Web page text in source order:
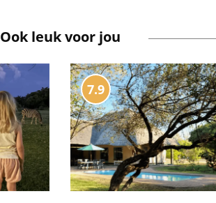
Ook leuk voor jou
7.9